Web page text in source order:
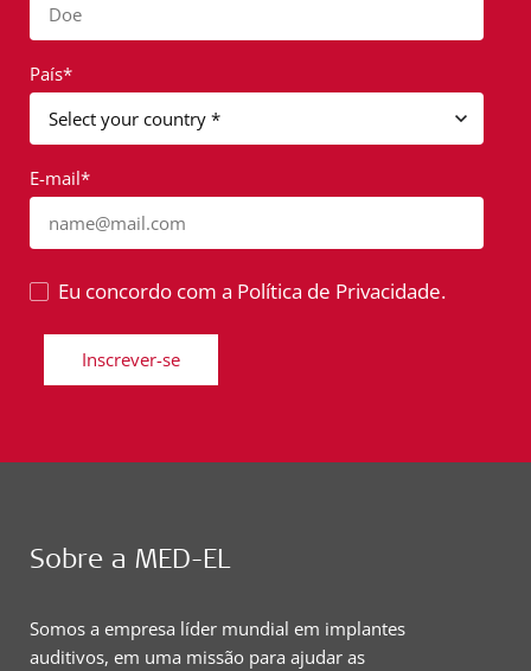
Doe
País*
E-mail*
name@mail.com
Eu concordo com a Política de Privacidade.
Inscrever-se
Sobre a MED-EL
Somos a empresa líder mundial em implantes
auditivos, em uma missão para ajudar as